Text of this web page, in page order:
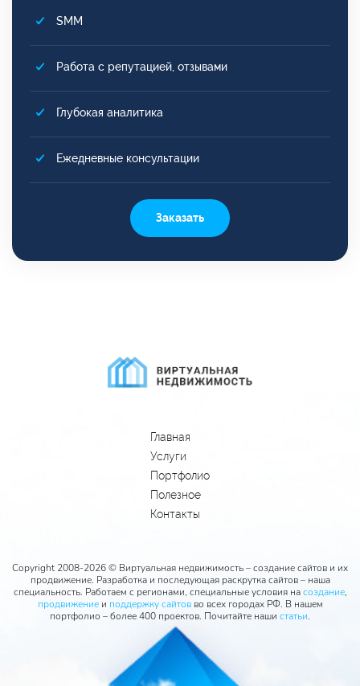
SMM
Работа с репутацией, отзывами
Глубокая аналитика
Ежедневные консультации
Заказать
Главная
Услуги
Портфолио
Полезное
Контакты
Copyright 2008-2026 © Виртуальная недвижимость – создание сайтов и их
продвижение. Разработка и последующая раскрутка сайтов – наша
специальность. Работаем с регионами, специальные условия насоздание,
продвижениеи поддержку сайтовво всех городах РФ. В нашем
портфолио – более 400 проектов. Почитайте наши статьи.